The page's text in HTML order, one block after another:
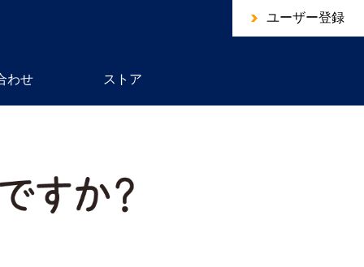
わせ ストア
ユーザー登録